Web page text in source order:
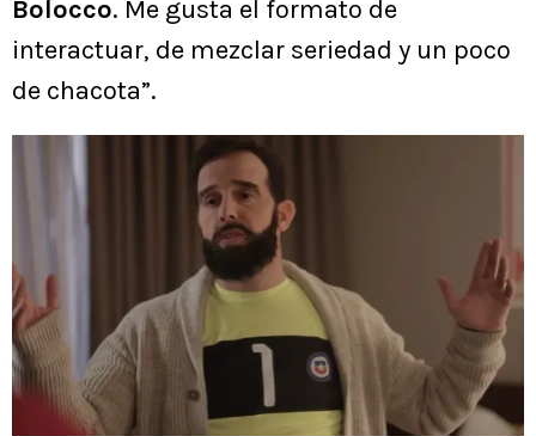
Bolocco. Me gusta el formato de
interactuar, de mezclar seriedad y un poco
de chacota”.